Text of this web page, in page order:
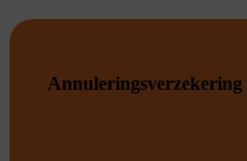
Annuleringsverzekering